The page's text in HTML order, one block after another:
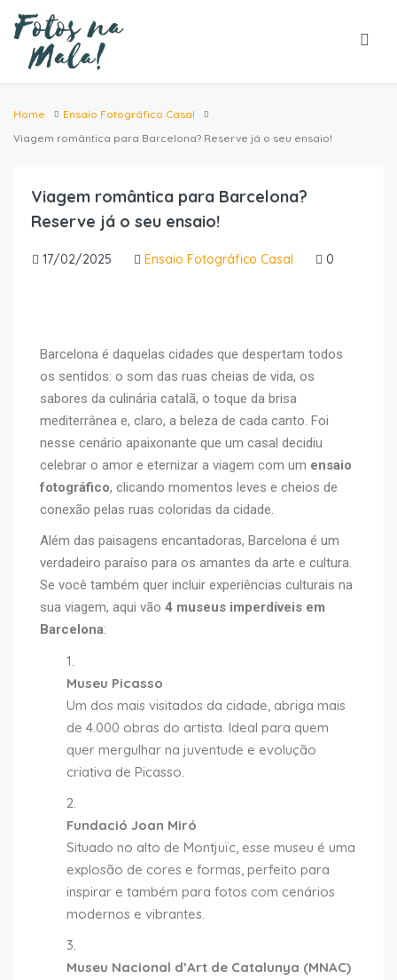
Home
Ensaio Fotográfico Casal
Viagem romântica para Barcelona? Reserve já o seu ensaio!
Viagem romântica para Barcelona?
Reserve já o seu ensaio!
17/02/2025 Ensaio Fotográfico Casal 0
Barcelona é daquelas cidades que despertam todos
os sentidos: o som das ruas cheias de vida, os
sabores da culinária catalã, o toque da brisa
mediterrânea e, claro, a beleza de cada canto. Foi
nesse cenário apaixonante que um casal decidiu
celebrar o amor e eternizar a viagem com um ensaio
fotográfico, clicando momentos leves e cheios de
conexão pelas ruas coloridas da cidade.
Além das paisagens encantadoras, Barcelona é um
verdadeiro paraíso para os amantes da arte e cultura.
Se você também quer incluir experiências culturais na
sua viagem, aqui vão 4 museus imperdíveis em
Barcelona:
Museu Picasso
Um dos mais visitados da cidade, abriga mais
de 4.000 obras do artista. Ideal para quem
quer mergulhar na juventude e evolução
criativa de Picasso.
Fundació Joan Miró
Situado no alto de Montjuïc, esse museu é uma
explosão de cores e formas, perfeito para
inspirar e também para fotos com cenários
modernos e vibrantes.
Museu Nacional d’Art de Catalunya (MNAC)